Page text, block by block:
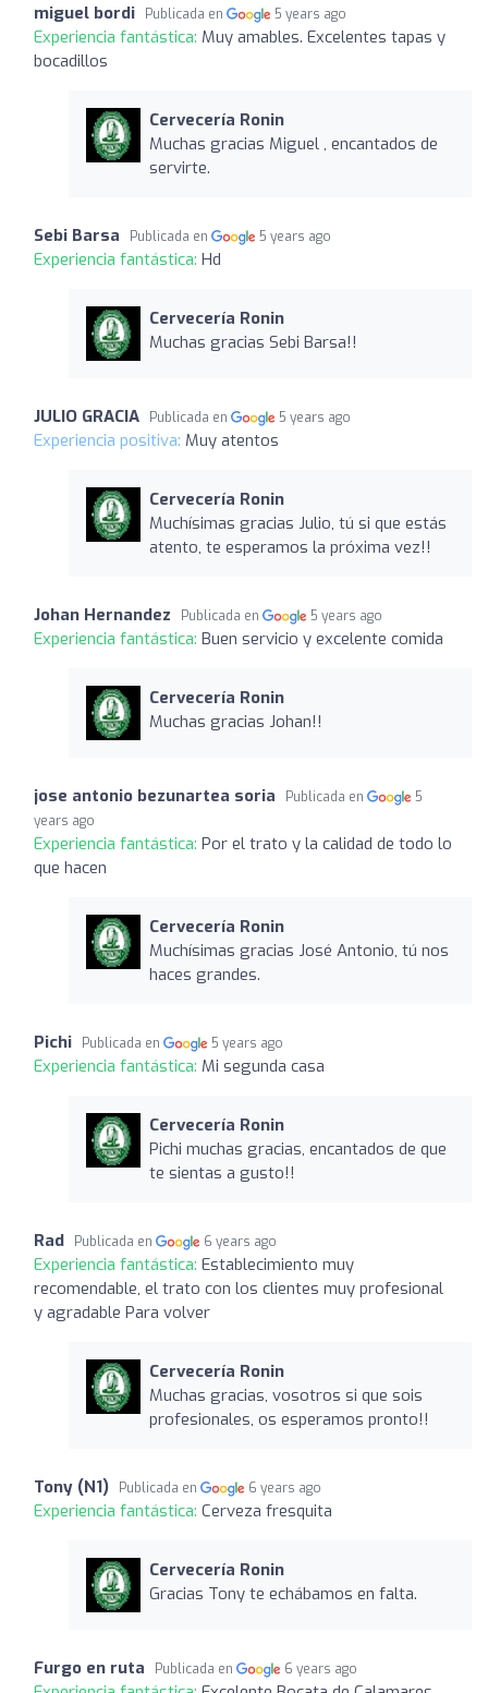
miguel bordi Publicada en 5 years ago
Experiencia fantástica: Muy amables. Excelentes tapas y
bocadillos
Cervecería Ronin
Muchas gracias Miguel , encantados de
servirte.
Sebi Barsa Publicada en 5 years ago
Experiencia fantástica: Hd
Cervecería Ronin
Muchas gracias Sebi Barsa!!
JULIO GRACIA Publicada en 5 years ago
Experiencia positiva: Muy atentos
Cervecería Ronin
Muchísimas gracias Julio, tú si que estás
atento, te esperamos la próxima vez!!
Johan Hernandez Publicada en 5 years ago
Experiencia fantástica: Buen servicio y excelente comida
Cervecería Ronin
Muchas gracias Johan!!
jose antonio bezunartea soria Publicada en
5
years ago
Experiencia fantástica: Por el trato y la calidad de todo lo
que hacen
Cervecería Ronin
Muchísimas gracias José Antonio, tú nos
haces grandes.
Pichi Publicada en 5 years ago
Experiencia fantástica: Mi segunda casa
Cervecería Ronin
Pichi muchas gracias, encantados de que
te sientas a gusto!!
Rad Publicada en 6 years ago
Experiencia fantástica: Establecimiento muy
recomendable, el trato con los clientes muy profesional
y agradable Para volver
Cervecería Ronin
Muchas gracias, vosotros si que sois
profesionales, os esperamos pronto!!
Tony (N1) Publicada en 6 years ago
Experiencia fantástica: Cerveza fresquita
Cervecería Ronin
Gracias Tony te echábamos en falta.
Furgo en ruta Publicada en 6 years ago